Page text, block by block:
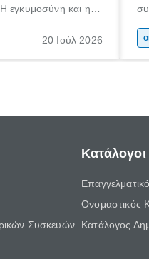
Η εγκυμοσύνη και η
ζωή κάθε20 Ιούλ 2026
Συσκευών
Κατάλογοι
Ονομαστικός
Κατάλογος